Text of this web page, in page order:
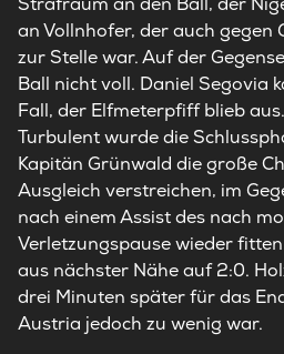
an Vollnhofer, der auch gegen
zur Stelle war. Auf der
Ball nicht voll. Daniel Segovia
Fall, der Elfmeterpfiff blieb aus.
Turbulent wurde die
Kapitän Grünwald die große
Ausgleich verstreichen, im
nach einem Assist des nach
Verletzungspause wieder
aus nächster Nähe auf 2:0.
drei Minuten später für das
Austria jedoch zu wenig war.